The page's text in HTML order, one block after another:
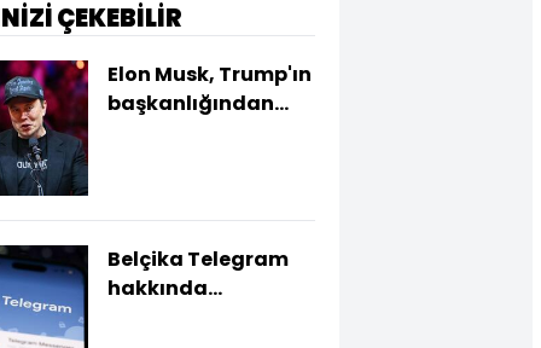
ÇEKEBİLİR
Elon Musk, Trump'ın
başkanlığından
Belçika Telegram
hakkında